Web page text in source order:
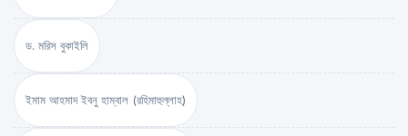
ড. মরিস বুকাইলি
ইমাম আহমাদ ইবনু হাম্বাল (রহিমাহুল্লাহ)